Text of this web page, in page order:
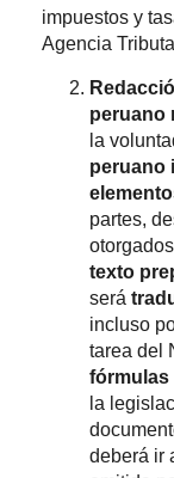
impuestos y
Agencia
peruano
la
peruano
partes,
texto
será
incluso
tarea del
fórmulas
la
deberá ir